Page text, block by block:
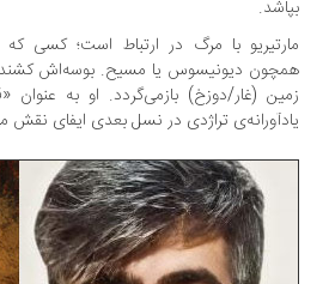
با مرگ در ارتباط است؛ کسی که
دیونیسوس یا مسیح. بوسه‌اش کشنده است،
(غار/دوزخ) بازمی‌گردد. او به عنوان
تراژدی در نسل بعدی ایفای نقش می‌کند.